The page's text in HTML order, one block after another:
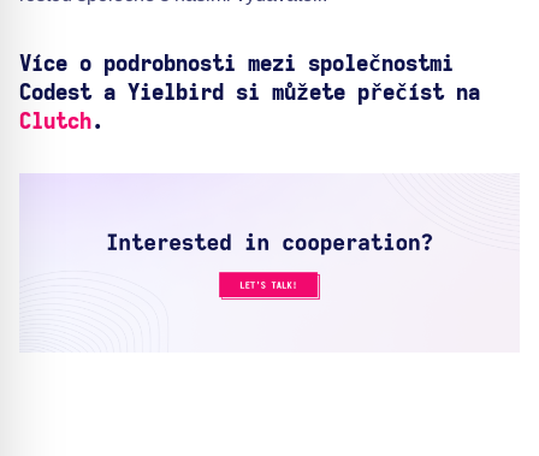
Více o podrobnosti mezi společnostmi
Codest a Yielbird si můžete přečíst na
Clutch.